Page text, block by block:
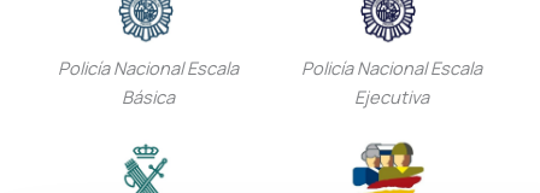
Policía Nacional Escala
Básica
Policía Nacional Escala
Ejecutiva